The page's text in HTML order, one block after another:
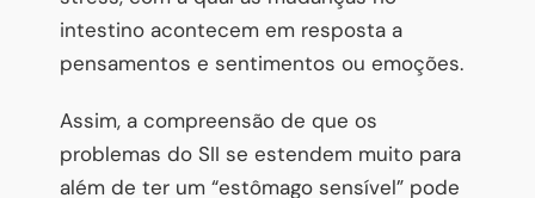
intestino acontecem em resposta a
pensamentos e sentimentos ou emoções.
Assim, a compreensão de que os
problemas do SII se estendem muito para
além de ter um “estômago sensível” pode